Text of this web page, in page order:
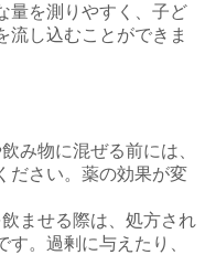
量を測りやすく、子ど
流し込むことができま
み物に混ぜる前には、
ださい。薬の効果が変
ませる際は、処方され
。過剰に与えたり、